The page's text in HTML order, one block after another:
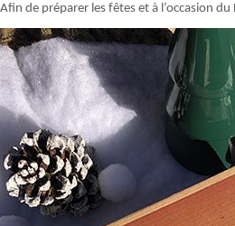
Afin de préparer les fêtes et à l’occasion